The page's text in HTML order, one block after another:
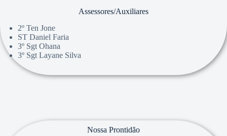
Assessores/Auxiliares
2º Ten Jone
ST Daniel Faria
3º Sgt Ohana
3º Sgt Layane Silva
Nossa Prontidão